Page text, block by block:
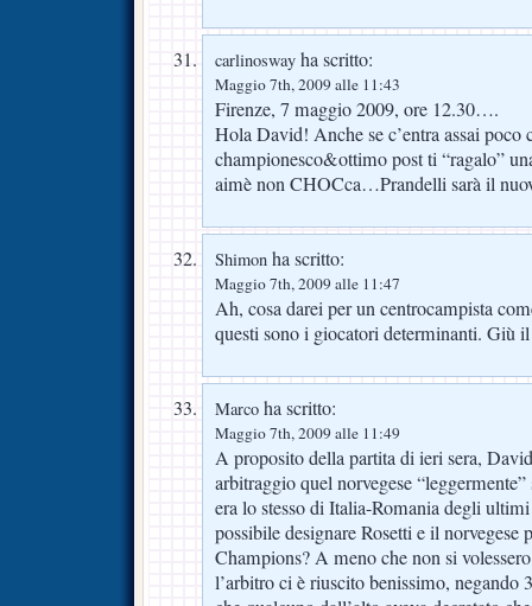
carlinosway ha scritto:
Maggio 7th, 2009 alle 11:43
Firenze, 7 maggio 2009, ore 12.30….
Hola David! Anche se c’entra assai poco
championesco&ottimo post ti “ragalo”
aimè non CHOCca…Prandelli sarà il
Shimon ha scritto:
Maggio 7th, 2009 alle 11:47
Ah, cosa darei per un centrocampista
questi sono i giocatori determinanti. Giù
Marco ha scritto:
Maggio 7th, 2009 alle 11:49
A proposito della partita di ieri sera,
arbitraggio quel norvegese
era lo stesso di Italia-Romania degli
possibile designare Rosetti e il
Champions? A meno che non si
l’arbitro ci è riuscito benissimo, negando